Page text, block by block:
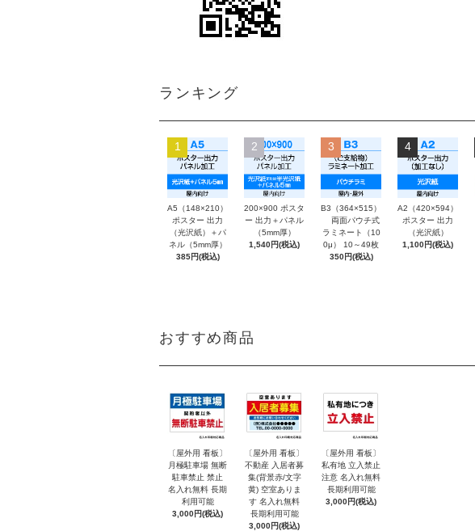
ランキング
1
A5（148×210）
ポスター 出力
（光沢紙）＋パ
ネル（5mm厚）
385円(税込)
2
200×900 ポスタ
ー 出力＋パネル
（5mm厚）
1,540円(税込)
3
B3（364×515）
両面パウチ式
ラミネート（10
0μ） 10～49枚
350円(税込)
4
A2（420×594）
ポスター 出力
（光沢紙）
1,100円(税込)
おすすめ商品
〔屋外用 看板〕
月極駐車場 無断
駐車禁止 禁止
名入れ無料 長期
利用可能
3,000円(税込)
〔屋外用 看板〕
不動産 入居者募
集(背景赤/文字
黄) 空室ありま
す 名入れ無料
長期利用可能
3,000円(税込)
〔屋外用 看板〕
私有地 立入禁止
注意 名入れ無料
長期利用可能
3,000円(税込)